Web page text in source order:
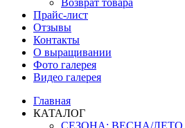
Возврат товара
Прайс-лист
Отзывы
Контакты
О выращивании
Фото галерея
Видео галерея
Главная
КАТАЛОГ
СЕЗОНА: ВЕСНА/ЛЕТО